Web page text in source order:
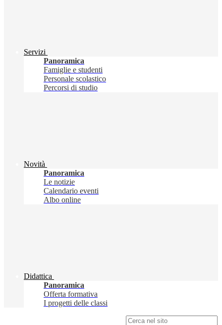
Servizi
Panoramica
Famiglie e studenti
Personale scolastico
Percorsi di studio
Novità
Panoramica
Le notizie
Calendario eventi
Albo online
Didattica
Panoramica
Offerta formativa
I progetti delle classi